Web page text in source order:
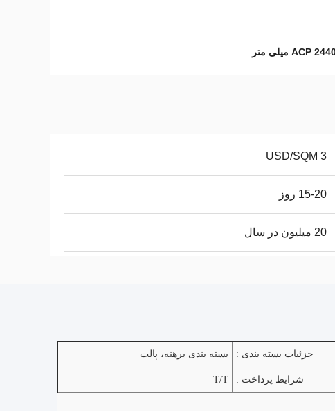
3 USD/SQM
15-20 روز
20 میلیون در سال
جزئیات بسته بندی : بسته بندی برهنه، پالت
شرایط پرداخت : T/T